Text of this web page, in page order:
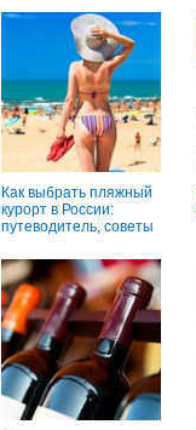
Как выбрать пляжный
курорт в России:
путеводитель, советы